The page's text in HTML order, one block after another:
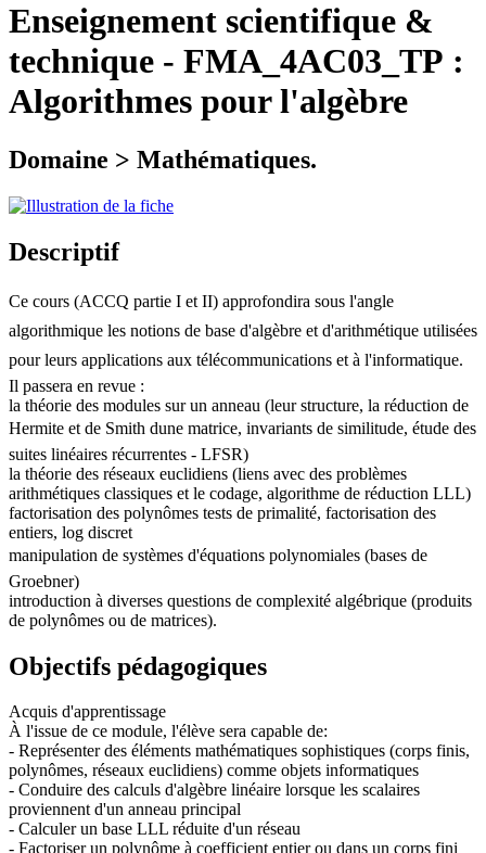
Enseignement scientifique &
technique - FMA_4AC03_TP :
Algorithmes pour l'algèbre
Domaine > Mathématiques.
Descriptif
Ce cours (ACCQ partie I et II) approfondira sous l'angle
algorithmique les notions de base d'algèbre et d'arithmétique utilisées
pour leurs applications aux télécommunications et à l'informatique.
Il passera en revue :
la théorie des modules sur un anneau (leur structure, la réduction de
Hermite et de Smith dune matrice, invariants de similitude, étude des
suites linéaires récurrentes - LFSR)
la théorie des réseaux euclidiens (liens avec des problèmes
arithmétiques classiques et le codage, algorithme de réduction LLL)
factorisation des polynômes tests de primalité, factorisation des
entiers, log discret
manipulation de systèmes d'équations polynomiales (bases de
Groebner)
introduction à diverses questions de complexité algébrique (produits
de polynômes ou de matrices).
Objectifs pédagogiques
Acquis d'apprentissage
À l'issue de ce module, l'élève sera capable de:
- Représenter des éléments mathématiques sophistiques (corps finis,
polynômes, réseaux euclidiens) comme objets informatiques
- Conduire des calculs d'algèbre linéaire lorsque les scalaires
proviennent d'un anneau principal
- Calculer un base LLL réduite d'un réseau
- Factoriser un polynôme à coefficient entier ou dans un corps fini